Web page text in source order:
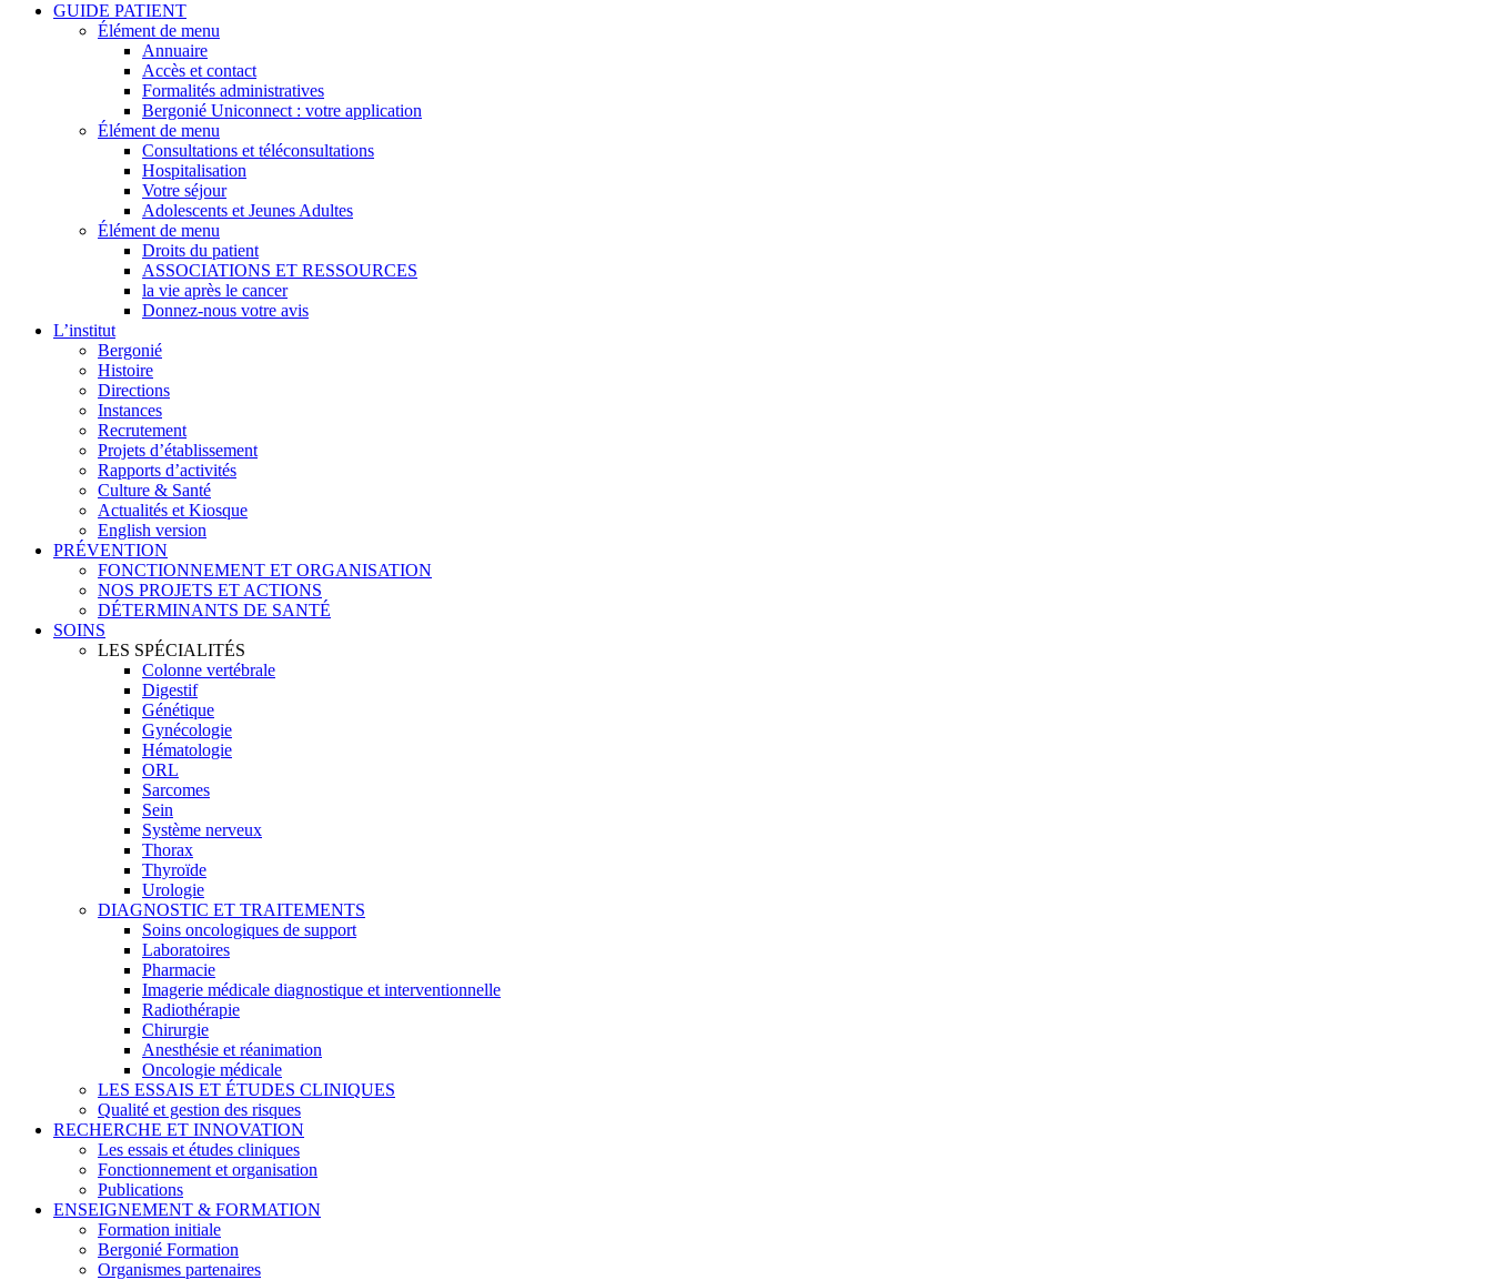
GUIDE PATIENT
Élément de menu
Annuaire
Accès et contact
Formalités administratives
Bergonié Uniconnect : votre application
Élément de menu
Consultations et téléconsultations
Hospitalisation
Votre séjour
Adolescents et Jeunes Adultes
Élément de menu
Droits du patient
ASSOCIATIONS ET RESSOURCES
la vie après le cancer
Donnez-nous votre avis
L’institut
Bergonié
Histoire
Directions
Instances
Recrutement
Projets d’établissement
Rapports d’activités
Culture & Santé
Actualités et Kiosque
English version
PRÉVENTION
FONCTIONNEMENT ET ORGANISATION
NOS PROJETS ET ACTIONS
DÉTERMINANTS DE SANTÉ
SOINS
LES SPÉCIALITÉS
Colonne vertébrale
Digestif
Génétique
Gynécologie
Hématologie
ORL
Sarcomes
Sein
Système nerveux
Thorax
Thyroïde
Urologie
DIAGNOSTIC ET TRAITEMENTS
Soins oncologiques de support
Laboratoires
Pharmacie
Imagerie médicale diagnostique et interventionnelle
Radiothérapie
Chirurgie
Anesthésie et réanimation
Oncologie médicale
LES ESSAIS ET ÉTUDES CLINIQUES
Qualité et gestion des risques
RECHERCHE ET INNOVATION
Les essais et études cliniques
Fonctionnement et organisation
Publications
ENSEIGNEMENT & FORMATION
Formation initiale
Bergonié Formation
Organismes partenaires